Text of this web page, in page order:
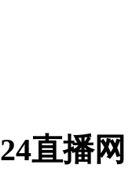
24直播网